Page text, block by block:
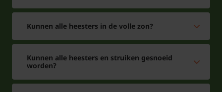
Kunnen alle heesters in de volle zon?
Kunnen alle heesters en struiken gesnoeid
worden?